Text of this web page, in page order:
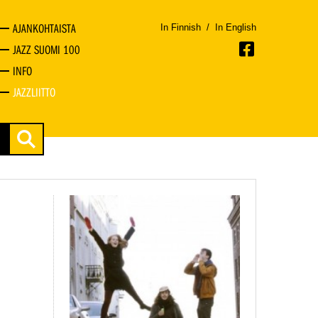
AJANKOHTAISTA
JAZZ SUOMI 100
INFO
JAZZLIITTO
In Finnish / In English